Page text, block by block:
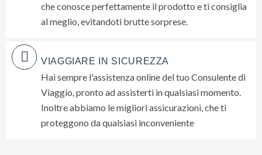
la tua
privacy)
che conosce perfettamente il prodotto e ti consiglia
al meglio, evitandoti brutte sorprese.
VIAGGIARE IN SICUREZZA
Hai sempre l'assistenza online del tuo Consulente di
Viaggio, pronto ad assisterti in qualsiasi momento.
Inoltre abbiamo le migliori assicurazioni, che ti
proteggono da qualsiasi inconveniente